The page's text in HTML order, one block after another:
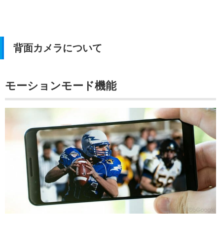
背面カメラについて
モーションモード機能